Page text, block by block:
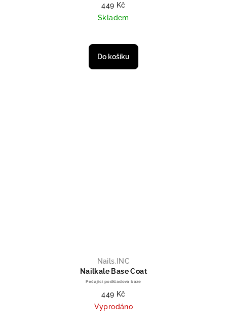
449 Kč
Skladem
Do košíku
Nails.INC
Nailkale Base Coat
Pečující podkladová báze
449 Kč
Vyprodáno